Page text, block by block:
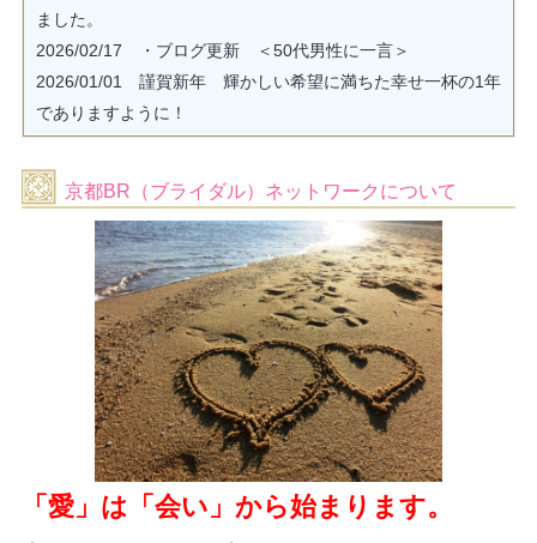
ました。
2026/02/17 ・ブログ更新 ＜50代男性に一言＞
2026/01/01 謹賀新年 輝かしい希望に満ちた幸せ一杯の1年
でありますように！
2025/12/26 年末年始休暇 ＜12月27日(土) ～ 1月4日(日)＞
2025/12/15 「冬の婚活応援・無料キャンペーン」を掲載し
ました。
2025/11/15 ・ブログ更新 ＜頑張る人には、ご縁が近づい
てきます＞
2025/10/18 ・ブログ更新 ＜天高く馬肥ゆる秋 (^^♪＞
2025/09/21 ・ブログ更新 ＜涼しく素敵な季節到来 (^^♪＞
2025/09/12 「秋の婚活応援・無料キャンペーン」を掲載し
ました。
2025/08/22 ・ブログ更新 ＜お見合い・交際ができない人
2025/07/18 ・ブログ更新 ＜猛暑続き、デートは涼しい所
で！＞
京都BR（ブライダル）ネットワークについて
「愛」は「会い」から始まります。